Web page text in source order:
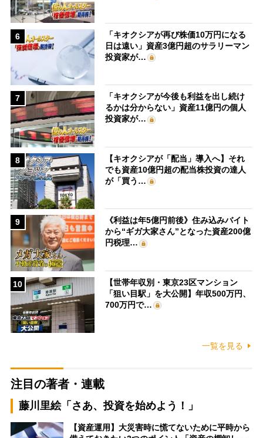
6
「キオクシアが再び株価10万円になる
日は遠い」資産3億円超のサラリーマン
投資家が…
7
「キオクシアが今後も利益を出し続け
るかは分からない」資産11億円の個人
投資家が…
8
【キオクシアが「配当」導入へ】それ
でも資産10億円超の配当株投資の達人
が「買う…
9
《利益は年5億円前後》住み込みバイト
から“ギガ大家さん”となった資産200億
円税理…
10
【世帯年収別・東京23区マンション
「狙い目駅」を大公開】年収500万円、
700万円で…
一覧を見る
注目の著者・連載
藤川里絵「さあ、投資を始めよう！」
【資産運用】大災害時に慌てないために平時から